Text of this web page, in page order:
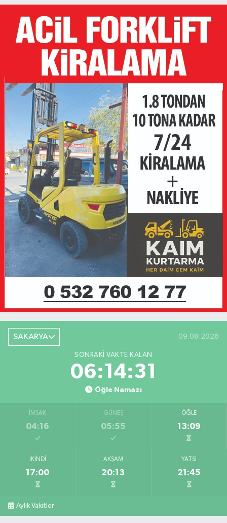
SAKARYA 09.08.2026
SONRAKI VAKTE KALAN
06:14:31
Öğle Namazı
İMSAK
04:16
GÜNEŞ
05:55
ÖĞLE
13:09
İKINDI
17:00
AKŞAM
20:13
YATSI
21:45
Aylık Vakitler